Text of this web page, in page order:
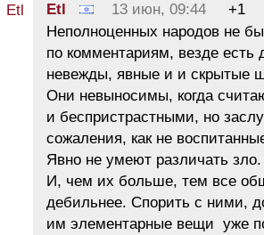
Etl 13 июн, 09:44
+1
Неполноценных народов не
по комментариям, везде есть
невежды, явные и и скрытые
Они невыносимы, когда
и беспристрастными, но
сожаления, как не
Явно не умеют различать зло.
И, чем их больше, тем все
дебильнее. Спорить с ними,
им элементарные вещи уже